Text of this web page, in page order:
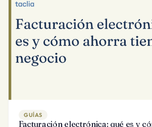
GUÍAS
Facturación electrónica: qué es y